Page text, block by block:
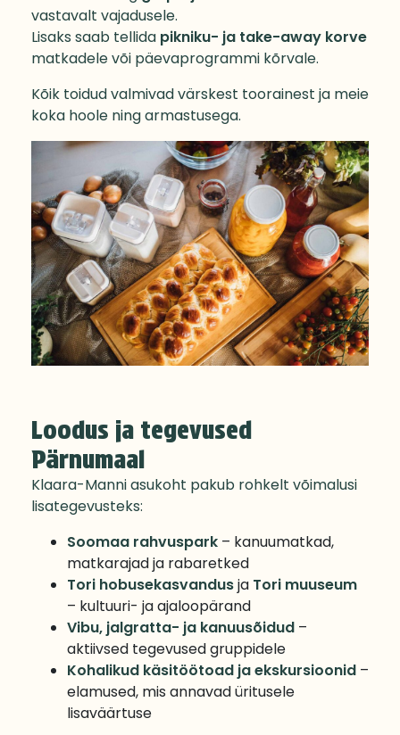
vastavalt vajadusele.
Lisaks saab tellida pikniku- ja take-away korve
matkadele või päevaprogrammi kõrvale.
Kõik toidud valmivad värskest toorainest ja meie
koka hoole ning armastusega.
Loodus ja tegevused
Pärnumaal
Klaara-Manni asukoht pakub rohkelt võimalusi
lisategevusteks:
Soomaa rahvuspark – kanuumatkad,
matkarajad ja rabaretked
Tori hobusekasvandusja Tori muuseum
– kultuuri- ja ajaloopärand
Vibu, jalgratta- ja kanuusõidud –
aktiivsed tegevused gruppidele
Kohalikud käsitöötoad ja ekskursioonid –
elamused, mis annavad üritusele
lisaväärtuse